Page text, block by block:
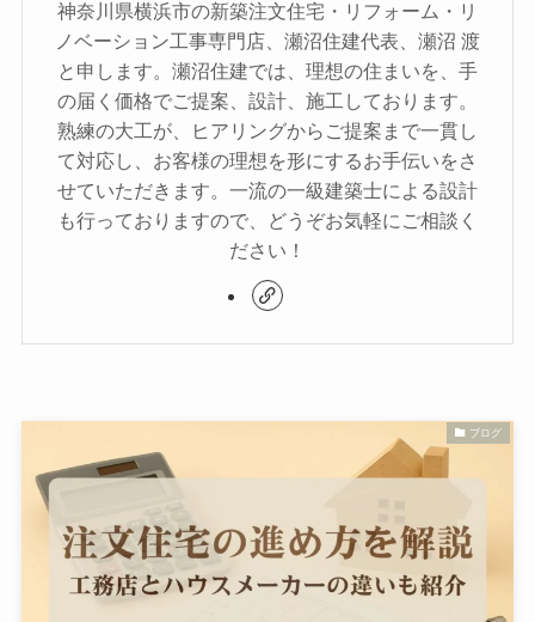
神奈川県横浜市の新築注文住宅・リフォーム・リ
ノベーション工事専門店、瀬沼住建代表、瀬沼 渡
と申します。瀬沼住建では、理想の住まいを、手
の届く価格でご提案、設計、施工しております。
熟練の大工が、ヒアリングからご提案まで一貫し
て対応し、お客様の理想を形にするお手伝いをさ
せていただきます。一流の一級建築士による設計
も行っておりますので、どうぞお気軽にご相談く
ださい！
ブログ